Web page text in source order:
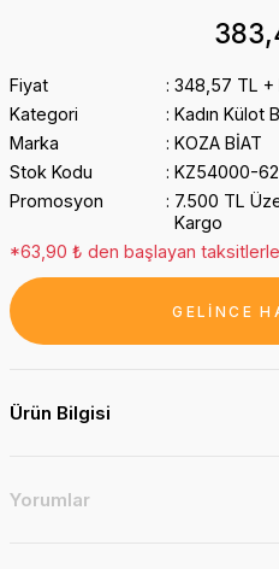
Fiyat
348,57 TL +
Kategori
Kadın Külot
Marka
KOZA BİAT
Stok Kodu
KZ54000-
Promosyon
7.500 TL
Kargo
*63,90 ₺ den başlayan
GELİNCE
Ürün Bilgisi
Yorumlar